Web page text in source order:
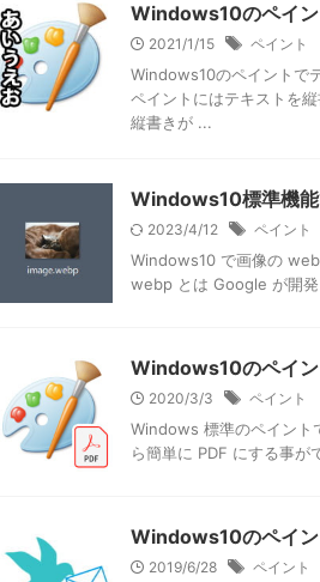
Windows10のペイン
2021/1/15 ペイント
Windows10のペイントで
ペイントにはテキストを
縦書きが ...
Windows10標準機
2023/4/12 ペイント
Windows10 で画像の
webp とは Google が開発
Windows10のペイン
2020/3/3 ペイント
Windows 標準のペイント
ら簡単に PDF にする事が
Windows10のペイン
2019/6/28 ペイント